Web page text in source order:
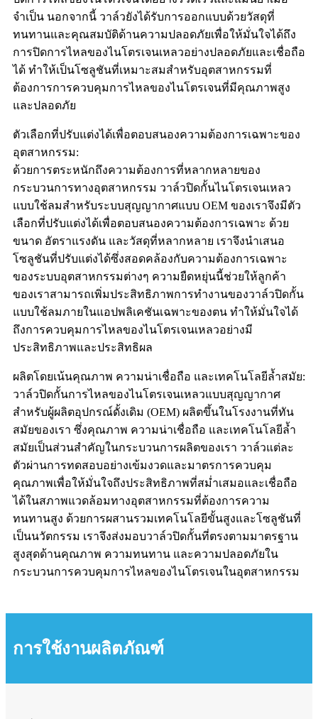
จำเป็น นอกจากนี้ วาล์วยังได้รับการออกแบบด้วยวัสดุที่
ทนทานและคุณสมบัติด้านความปลอดภัยเพื่อให้มั่นใจได้ถึง
การปิดการไหลของไนโตรเจนเหลวอย่างปลอดภัยและเชื่อถือ
ได้ ทำให้เป็นโซลูชันที่เหมาะสมสำหรับอุตสาหกรรมที่
ต้องการการควบคุมการไหลของไนโตรเจนที่มีคุณภาพสูง
และปลอดภัย
ตัวเลือกที่ปรับแต่งได้เพื่อตอบสนองความต้องการเฉพาะของ
อุตสาหกรรม:
ด้วยการตระหนักถึงความต้องการที่หลากหลายของ
กระบวนการทางอุตสาหกรรม วาล์วปิดกั้นไนโตรเจนเหลว
แบบใช้ลมสำหรับระบบสุญญากาศแบบ OEM ของเราจึงมีตัว
เลือกที่ปรับแต่งได้เพื่อตอบสนองความต้องการเฉพาะ ด้วย
ขนาด อัตราแรงดัน และวัสดุที่หลากหลาย เราจึงนำเสนอ
โซลูชันที่ปรับแต่งได้ซึ่งสอดคล้องกับความต้องการเฉพาะ
ของระบบอุตสาหกรรมต่างๆ ความยืดหยุ่นนี้ช่วยให้ลูกค้า
ของเราสามารถเพิ่มประสิทธิภาพการทำงานของวาล์วปิดกั้น
แบบใช้ลมภายในแอปพลิเคชันเฉพาะของตน ทำให้มั่นใจได้
ถึงการควบคุมการไหลของไนโตรเจนเหลวอย่างมี
ประสิทธิภาพและประสิทธิผล
ผลิตโดยเน้นคุณภาพ ความน่าเชื่อถือ และเทคโนโลยีล้ำสมัย:
วาล์วปิดกั้นการไหลของไนโตรเจนเหลวแบบสุญญากาศ
สำหรับผู้ผลิตอุปกรณ์ดั้งเดิม (OEM) ผลิตขึ้นในโรงงานที่ทัน
สมัยของเรา ซึ่งคุณภาพ ความน่าเชื่อถือ และเทคโนโลยีล้ำ
สมัยเป็นส่วนสำคัญในกระบวนการผลิตของเรา วาล์วแต่ละ
ตัวผ่านการทดสอบอย่างเข้มงวดและมาตรการควบคุม
คุณภาพเพื่อให้มั่นใจถึงประสิทธิภาพที่สม่ำเสมอและเชื่อถือ
ได้ในสภาพแวดล้อมทางอุตสาหกรรมที่ต้องการความ
ทนทานสูง ด้วยการผสานรวมเทคโนโลยีขั้นสูงและโซลูชันที่
เป็นนวัตกรรม เราจึงส่งมอบวาล์วปิดกั้นที่ตรงตามมาตรฐาน
สูงสุดด้านคุณภาพ ความทนทาน และความปลอดภัยใน
กระบวนการควบคุมการไหลของไนโตรเจนในอุตสาหกรรม
การใช้งานผลิตภัณฑ์